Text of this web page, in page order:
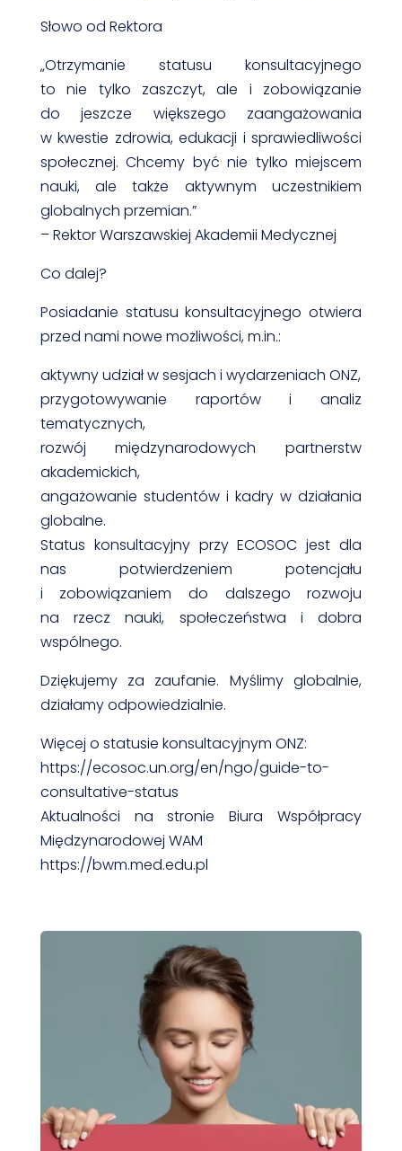
Słowo od Rektora
„Otrzymanie statusu konsultacyjnego
to nie tylko zaszczyt, ale i zobowiązanie
do jeszcze większego zaangażowania
w kwestie zdrowia, edukacji i sprawiedliwości
społecznej. Chcemy być nie tylko miejscem
nauki, ale także aktywnym uczestnikiem
globalnych przemian.”
– Rektor Warszawskiej Akademii Medycznej
Co dalej?
Posiadanie statusu konsultacyjnego otwiera
przed nami nowe możliwości, m.in.:
aktywny udział w sesjach i wydarzeniach ONZ,
przygotowywanie raportów i analiz
tematycznych,
rozwój międzynarodowych partnerstw
akademickich,
angażowanie studentów i kadry w działania
globalne.
Status konsultacyjny przy ECOSOC jest dla
nas potwierdzeniem potencjału
i zobowiązaniem do dalszego rozwoju
na rzecz nauki, społeczeństwa i dobra
wspólnego.
Dziękujemy za zaufanie. Myślimy globalnie,
działamy odpowiedzialnie.
Więcej o statusie konsultacyjnym ONZ:
https://ecosoc.un.org/en/ngo/guide-to-
consultative-status
Aktualności na stronie Biura Współpracy
Międzynarodowej WAM
https://bwm.med.edu.pl